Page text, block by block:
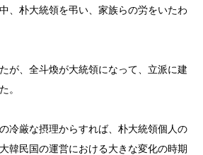
、朴大統領を弔い、家族らの労をいたわ
が、全斗煥が大統領になって、立派に建
。
冷厳な摂理からすれば、朴大統領個人の
韓民国の運営における大きな変化の時期